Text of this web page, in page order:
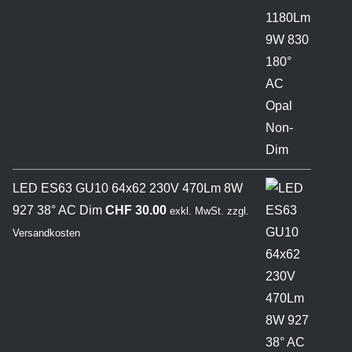
LED ES63 GU10 64x62 230V 470Lm 8W
927 38° AC Dim CHF30.00 exkl. MwSt. zzgl.
Versandkosten